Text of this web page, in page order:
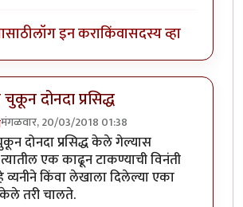
लॉग इन कराकिंवासदस्य व्हा
दोनदा प्रसिद्ध
मंगळवार, 20/03/2018 01:38
चुकून दोन वेळा लेखन पोस्टby
दोनदा प्रसिद्ध केले गेल्यास
एक काढून टाकण्याची विनंती
किंवा लेखाला दिलेल्या एका
केले तरी चालते.